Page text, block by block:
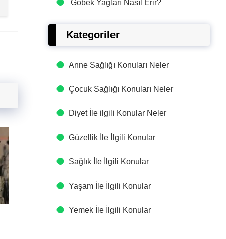
Göbek Yağları Nasıl Erir?
Kategoriler
Anne Sağlığı Konuları Neler
Çocuk Sağlığı Konuları Neler
Diyet İle ilgili Konular Neler
Güzellik İle İlgili Konular
Sağlık İle İlgili Konular
Yaşam İle İlgili Konular
Yemek İle İlgili Konular